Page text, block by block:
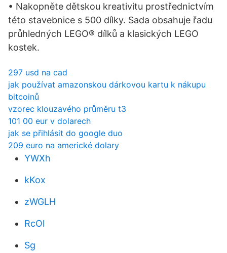
• Nakopněte dětskou kreativitu prostřednictvím
této stavebnice s 500 dílky. Sada obsahuje řadu
průhledných LEGO® dílků a klasických LEGO
kostek.
297 usd na cad
jak používat amazonskou dárkovou kartu k nákupu
bitcoinů
vzorec klouzavého průměru t3
101 00 eur v dolarech
jak se přihlásit do google duo
209 euro na americké dolary
YWXh
kKox
zWGLH
RcOl
Sg